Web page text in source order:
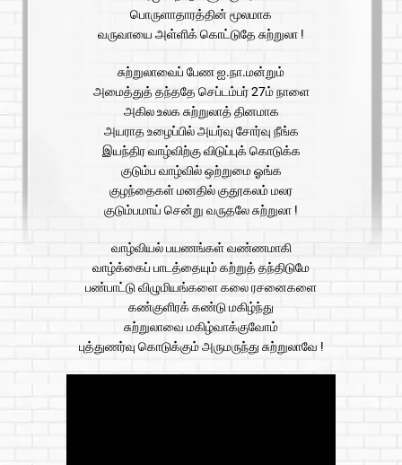
பொருளாதாரத்தின் மூலமாக
வருவாயை அள்ளிக் கொட்டுதே சுற்றுலா !
சுற்றுலாவைப் பேண ஐ.நா.மன்றும்
அமைத்துத் தந்ததே செப்டம்பர் 27ம் நாளை
அகில உலக சுற்றுலாத் தினமாக
அயராத உழைப்பில் அயர்வு சோர்வு நீங்க
இயந்திர வாழ்விற்கு விடுப்புக் கொடுக்க
குடும்ப வாழ்வில் ஒற்றுமை ஓங்க
குழந்தைகள் மனதில் குதூகலம் மலர
குடும்பமாய் சென்று வருதலே சுற்றுலா !
வாழ்வியல் பயணங்கள் வண்ணமாகி
வாழ்க்கைப் பாடத்தையும் கற்றுத் தந்திடுமே
பண்பாட்டு விழுமியங்களை கலை ரசனைகளை
கண்குளிரக் கண்டு மகிழ்ந்து
சுற்றுலாவை மகிழ்வாக்குவோம்
புத்துணர்வு கொடுக்கும் அருமருந்து சுற்றுலாவே !